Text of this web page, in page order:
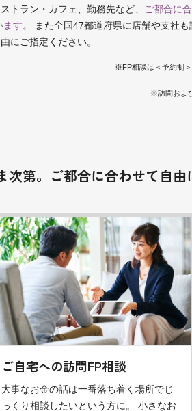
トラン・カフェ、勤務先など、
ご都合に
す。
また全国47都道府県に店舗や支社
にご指定ください。
※FP相談は＜予約制＞
※訪問およ
第。 ご都合に合わせて自由
ご自宅への訪問FP相談
大事なお金の話は一番落ち着く場所でじ
っくり相談したいという方に。 小さなお